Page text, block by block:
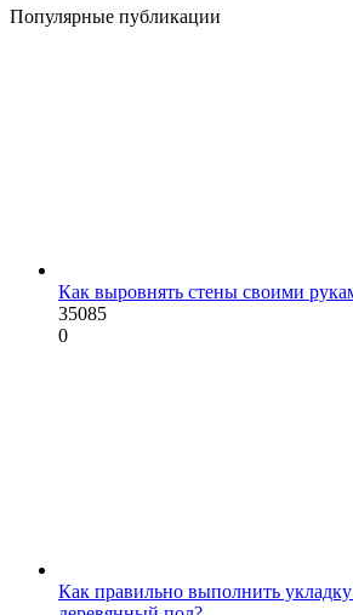
Популярные публикации
Как выровнять стены своими
35085
0
Как правильно выполнить